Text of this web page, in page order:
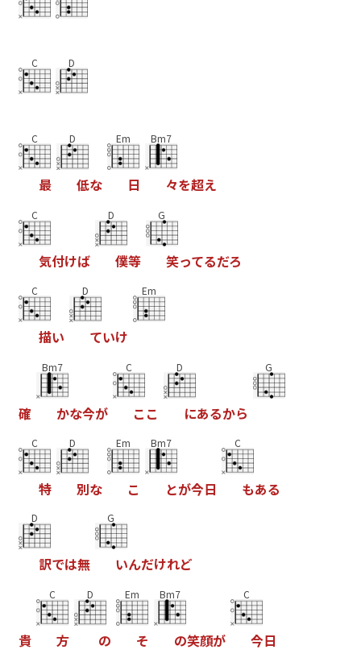
C D
C
最
D
低な
Em
日
Bm7
々を超え
C
気付けば
D
僕等
G
笑ってるだろ
C
描い
D
ていけ
Em
確
Bm7
かな今が
C
こ こ
D
にあるから
G
C
特
D
別な
Em
こ
Bm7
とが今日
C
もある
D
訳では無
G
いんだけれど
貴
C
方
D
の
Em
そ
Bm7
の笑顔が
C
今日